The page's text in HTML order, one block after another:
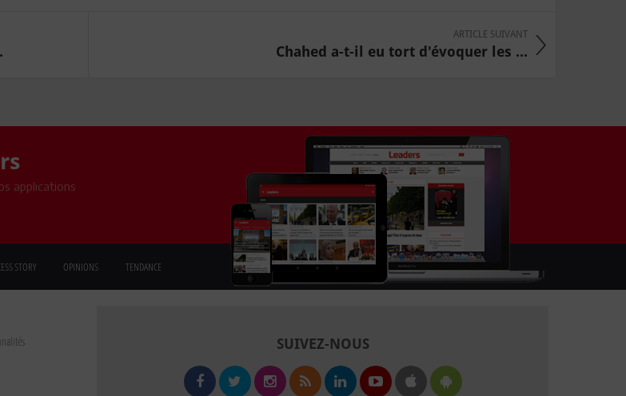
ARTICLE SUIVANT
Chahed a-t-il eu tort d'évoquer les ...
applications
STORY OPINIONS TENDANCE
SUIVEZ-NOUS